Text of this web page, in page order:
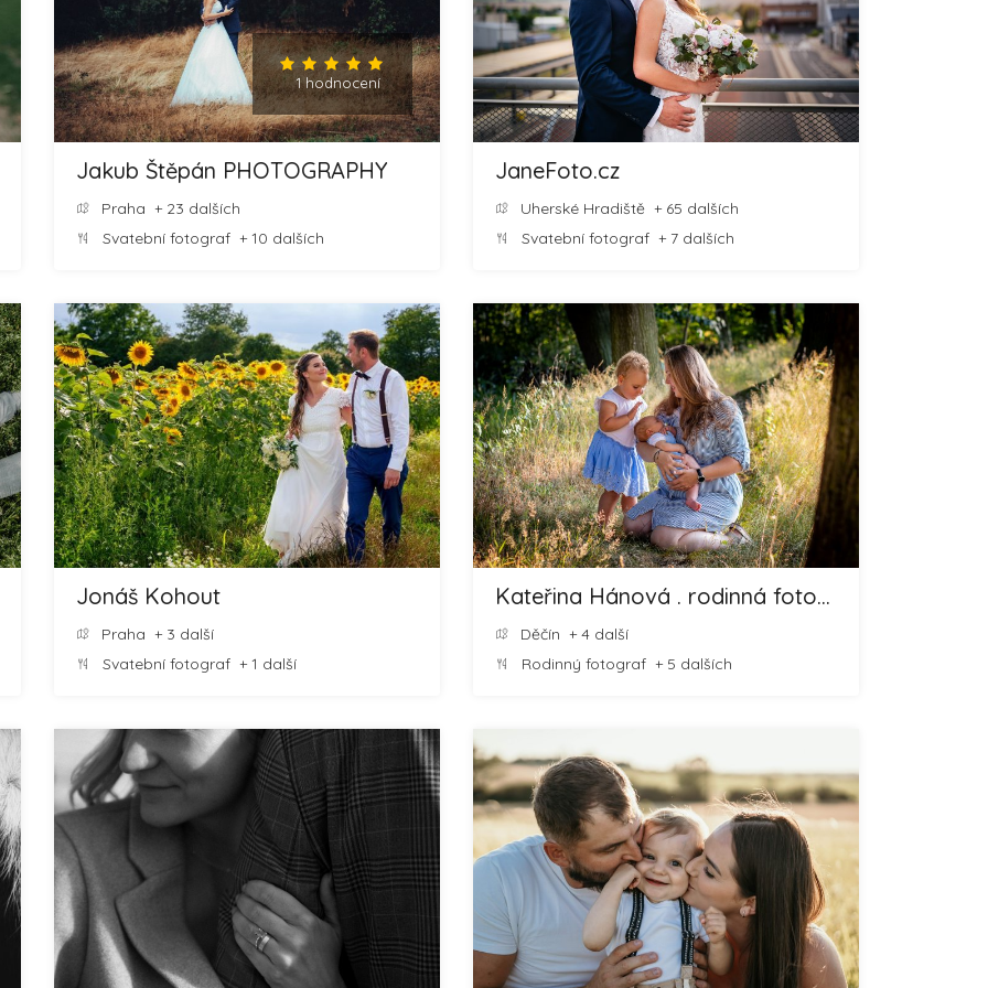
1 hodnocení
Jakub Štěpán PHOTOGRAPHY
Praha + 23 dalších
Svatební fotograf + 10 dalších
JaneFoto.cz
Uherské Hradiště + 65 dalších
Svatební fotograf + 7 dalších
Jonáš Kohout
Praha + 3 další
Svatební fotograf + 1 další
Kateřina Hánová . rodinná fotografka Děčín, Česká Lípa
Děčín + 4 další
Rodinný fotograf + 5 dalších